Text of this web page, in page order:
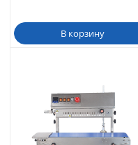
В корзину